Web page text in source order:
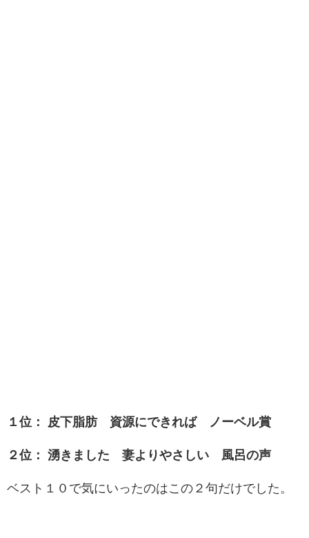
１位： 皮下脂肪 資源にできれば ノーベル賞
２位： 湧きました 妻よりやさしい 風呂の声
ベスト１０で気にいったのはこの２句だけでした。